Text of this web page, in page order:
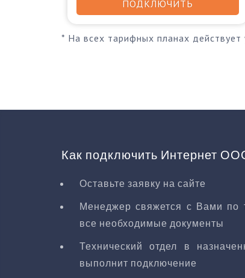
ПОДКЛЮЧИТЬ
* На всех тарифных планах
Как подключить Интернет
Оставьте заявку на сайте
Менеджер свяжется с Вами по
все необходимые документы
Технический отдел в
выполнит подключение